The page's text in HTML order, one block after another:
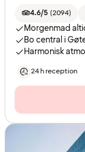
4.6/5 (2094)
Morgenmad
Bo central i
Harmonisk
24 h reception